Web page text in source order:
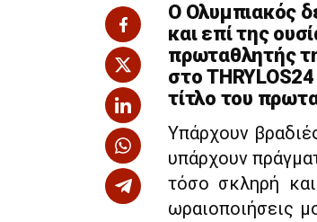
Ο Ολυμπιακός
και επί της
πρωταθλητής
στο
τίτλο του
Υπάρχουν
υπάρχουν
τόσο σκληρή
ωραιοποιήσεις